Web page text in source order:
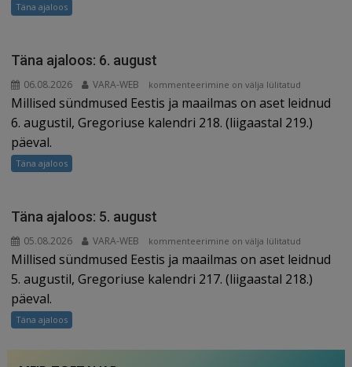
Täna ajaloos
Täna ajaloos: 6. august
06.08.2026 VARA-WEB
Täna
ajaloos:
6.
kommenteerimine on välja lülitatud
Millised sündmused Eestis ja maailmas on aset leidnud
6. augustil, Gregoriuse kalendri 218. (liigaastal 219.)
päeval.
Täna ajaloos
Täna ajaloos: 5. august
05.08.2026 VARA-WEB
Täna
ajaloos:
5.
kommenteerimine on välja lülitatud
Millised sündmused Eestis ja maailmas on aset leidnud
5. augustil, Gregoriuse kalendri 217. (liigaastal 218.)
päeval.
Täna ajaloos